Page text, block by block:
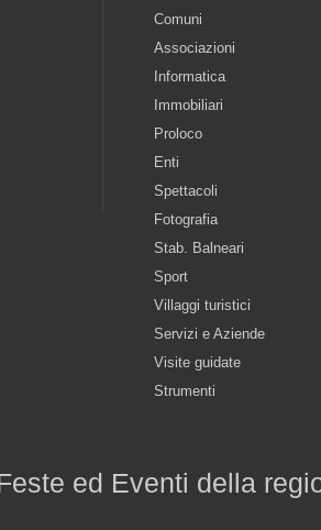
Comuni
Associazioni
Informatica
Immobiliari
Proloco
Enti
Spettacoli
Fotografia
Stab. Balneari
Sport
Villaggi turistici
Servizi e Aziende
Visite guidate
Strumenti
ed Eventi della